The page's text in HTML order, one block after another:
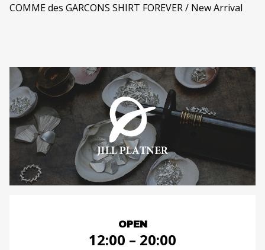
COMME des GARCONS SHIRT FOREVER / New Arrival
OPEN
12:00 – 20:00